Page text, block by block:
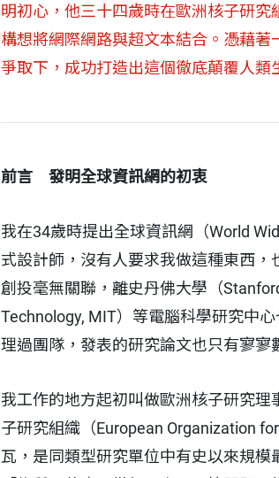
明初心，他三十四歲時在歐洲核子研
構想將網際網路與超文本結合。憑藉
爭取下，成功打造出這個徹底顛覆人類
前言 發明全球資訊網的初衷
我在34歲時提出全球資訊網（World
式設計師，沒有人要求我做這種東西
創投毫無關聯，離史丹佛大學（
Technology, MIT）等電腦科學研究中
理過團隊，發表的研究論文也只有寥寥
我工作的地方起初叫做歐洲核子研究理
子研究組織（European Organization
瓦，是同類型研究單位中有史以來規